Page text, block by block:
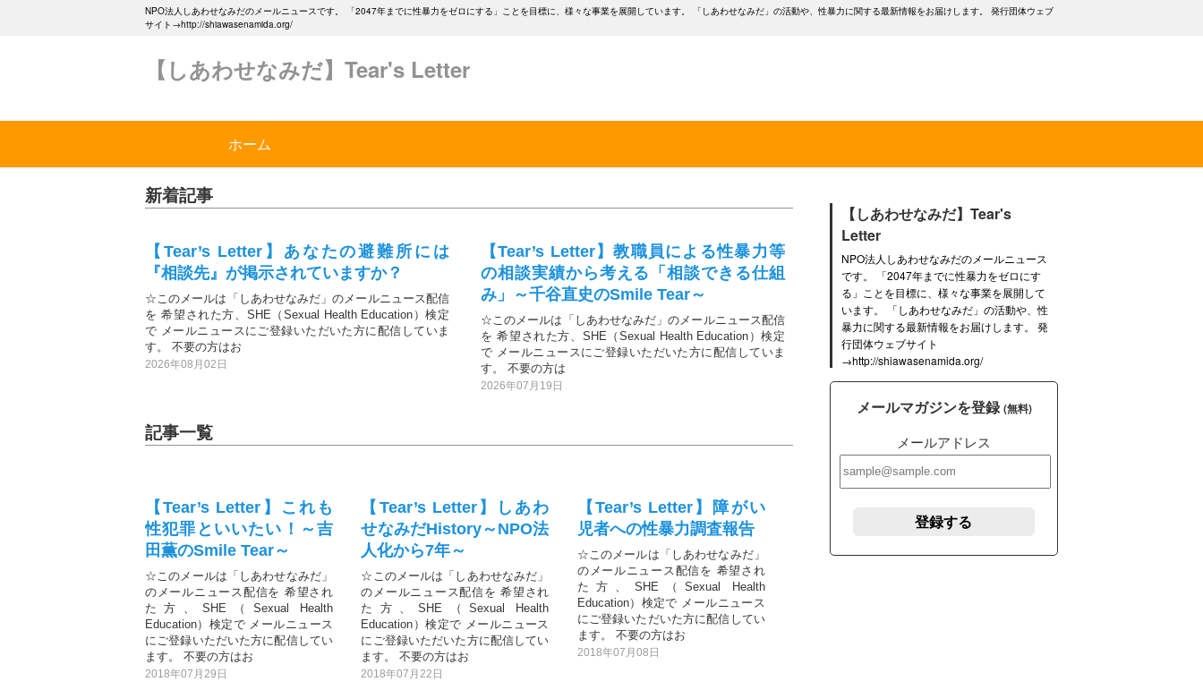
NPO法人しあわせなみだのメールニュースです。 「2047年までに性暴力をゼロにする」ことを目標に、様々な事業を展開しています。 「しあわせなみだ」の活動や、性暴力に関する最新情報をお届けします。 発行団体ウェブ
サイト→http://shiawasenamida.org/
【しあわせなみだ】Tear's Letter
ホーム
新着記事
【Tear’s Letter】あなたの避難所には
『相談先』が掲示されていますか？
☆このメールは「しあわせなみだ」のメールニュース配信
を 希望された方、SHE（Sexual Health Education）検定
で メールニュースにご登録いただいた方に配信していま
す。 不要の方はお
2026年08月02日
【Tear’s Letter】教職員による性暴力等
の相談実績から考える「相談できる仕組
み」～千谷直史のSmile Tear～
☆このメールは「しあわせなみだ」のメールニュース配信
を 希望された方、SHE（Sexual Health Education）検定
で メールニュースにご登録いただいた方に配信していま
す。 不要の方は
2026年07月19日
記事一覧
【Tear’s Letter】これも
性犯罪といいたい！～吉
田薫のSmile Tear～
☆このメールは「しあわせなみだ」
のメールニュース配信を 希望され
た方、SHE（Sexual Health
Education）検定で メールニュース
にご登録いただいた方に配信してい
ます。 不要の方はお
2018年07月29日
【Tear’s Letter】しあわ
せなみだHistory～NPO法
人化から7年～
☆このメールは「しあわせなみだ」
のメールニュース配信を 希望され
た方、SHE（Sexual Health
Education）検定で メールニュース
にご登録いただいた方に配信してい
ます。 不要の方はお
2018年07月22日
【Tear’s Letter】障がい
児者への性暴力調査報告
☆このメールは「しあわせなみだ」
のメールニュース配信を 希望され
た方、SHE（Sexual Health
Education）検定で メールニュース
にご登録いただいた方に配信してい
ます。 不要の方はお
2018年07月08日
【しあわせなみだ】Tear's
Letter
NPO法人しあわせなみだのメールニュース
です。 「2047年までに性暴力をゼロにす
る」ことを目標に、様々な事業を展開して
います。 「しあわせなみだ」の活動や、性
暴力に関する最新情報をお届けします。 発
行団体ウェブサイト
→http://shiawasenamida.org/
メールマガジンを登録(無料)
メールアドレス
登録する